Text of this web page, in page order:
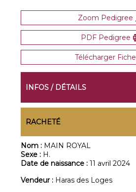
Zoom Pedigree
PDF Pedigree
Télécharger Fiche
INFOS / DÉTAILS
RACHETÉ
Nom : MAIN ROYAL
Sexe : H.
Date de naissance :11 avril 2024
Vendeur : Haras des Loges